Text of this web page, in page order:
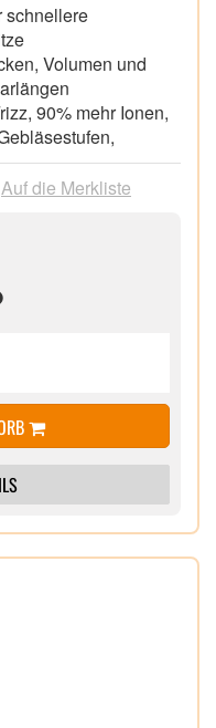
schnellere
Volumen und
90% mehr Ionen,
Luftfilter,
Auf die Merkliste